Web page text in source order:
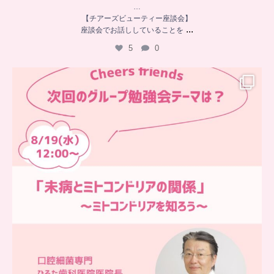
…
【チアーズビューティー座談会】
座談会でお話ししていることを ...
5 0
…
グループ勉強会